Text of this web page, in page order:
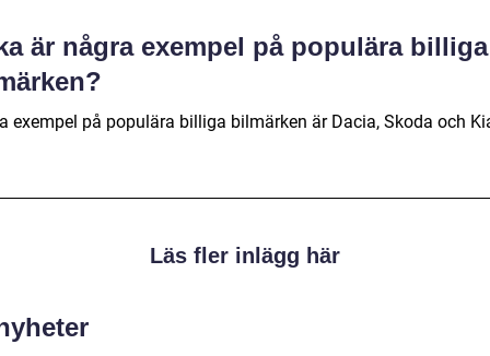
är några exempel på populära billiga
exempel på populära billiga bilmärken är Dacia, Skoda och
Läs fler inlägg här